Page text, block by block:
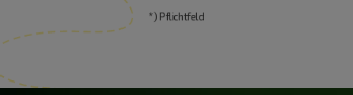
*) Pflichtfeld